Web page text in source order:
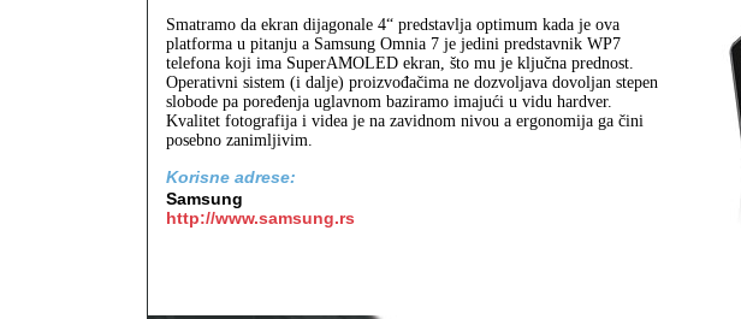
Smatramo da ekran dijagonale 4“ predstavlja optimum kada je ova
platforma u pitanju a Samsung Omnia 7 je jedini predstavnik WP7
telefona koji ima SuperAMOLED ekran, što mu je ključna prednost.
Operativni sistem (i dalje) proizvođačima ne dozvoljava dovoljan stepen
slobode pa poređenja uglavnom baziramo imajući u vidu hardver.
Kvalitet fotografija i videa je na zavidnom nivou a ergonomija ga čini
posebno zanimljivim.
Korisne adrese:
Samsung
http://www.samsung.rs